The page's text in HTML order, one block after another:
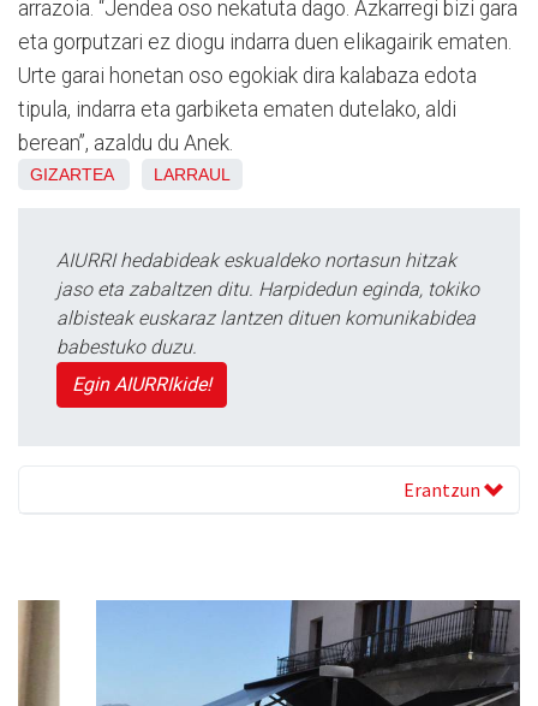
arrazoia. “Jendea oso nekatuta dago. Azkarregi bizi gara
eta gorputzari ez diogu indarra duen elikagairik ematen.
Urte garai honetan oso egokiak dira kalabaza edota
tipula, indarra eta garbiketa ematen dutelako, aldi
berean”, azaldu du Anek.
GIZARTEA LARRAUL
AIURRI hedabideak eskualdeko nortasun hitzak
jaso eta zabaltzen ditu. Harpidedun eginda, tokiko
albisteak euskaraz lantzen dituen komunikabidea
babestuko duzu.
Egin AIURRIkide!
Erantzun